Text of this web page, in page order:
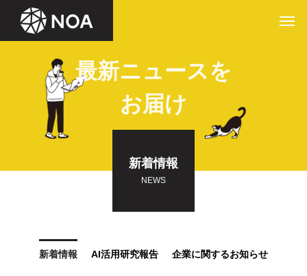
最新ニュースを
お届け
新着情報
NEWS
新着情報 AI活用研究報告 企業に関するお知らせ